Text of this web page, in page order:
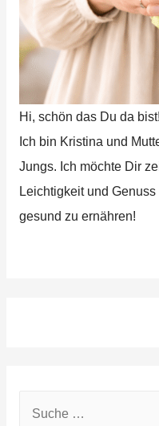
Hi, schön das Du da bist!
Ich bin Kristina und
Jungs. Ich möchte Dir
Leichtigkeit und
gesund zu ernähren!